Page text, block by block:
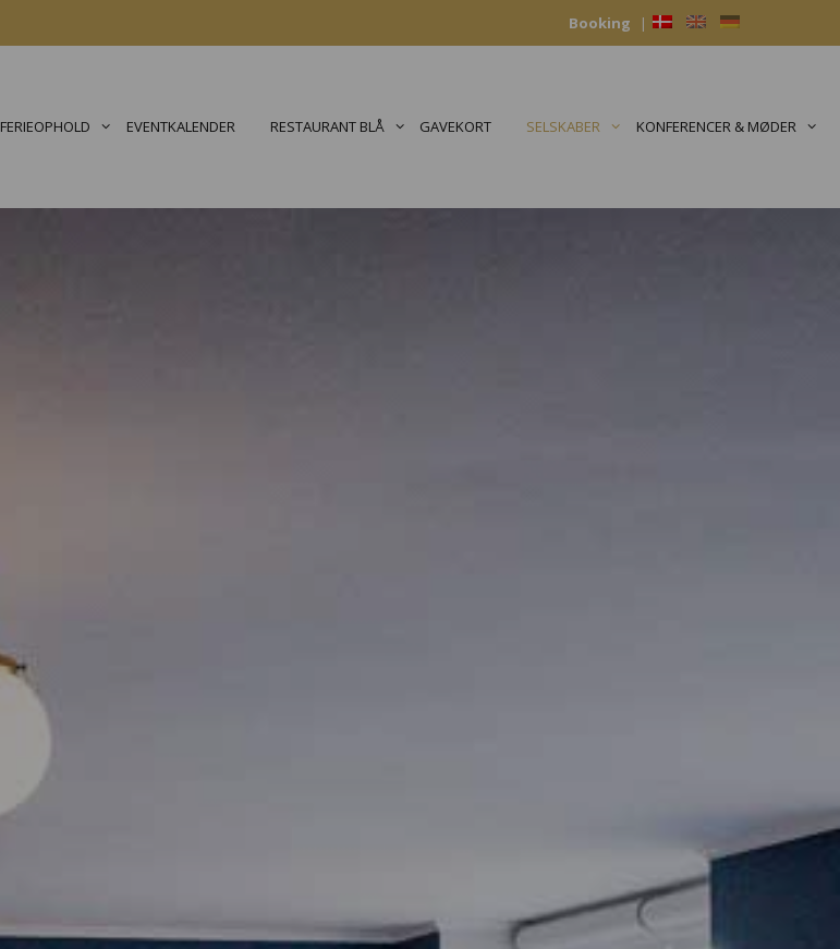
Booking |
FERIEOPHOLD EVENTKALENDER RESTAURANT BLÅ GAVEKORT SELSKABER KONFERENCER & MØDER